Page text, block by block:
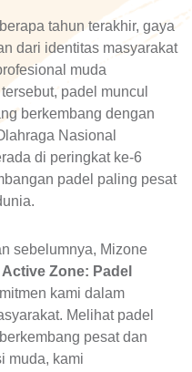
tahun terakhir, gaya
dari identitas masyarakat
muda
padel muncul
berkembang dengan
Nasional
di peringkat ke-6
padel paling pesat
sebelumnya, Mizone
Active Zone: Padel
kami dalam
Melihat padel
pesat dan
muda, kami